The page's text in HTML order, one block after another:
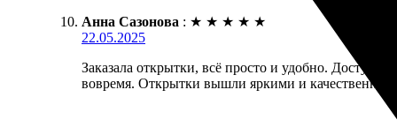
Анна Сазонова : ★ ★ ★ ★ ★
22.05.2025
Заказала открытки, всё просто и удобно.
вовремя. Открытки вышли яркими и